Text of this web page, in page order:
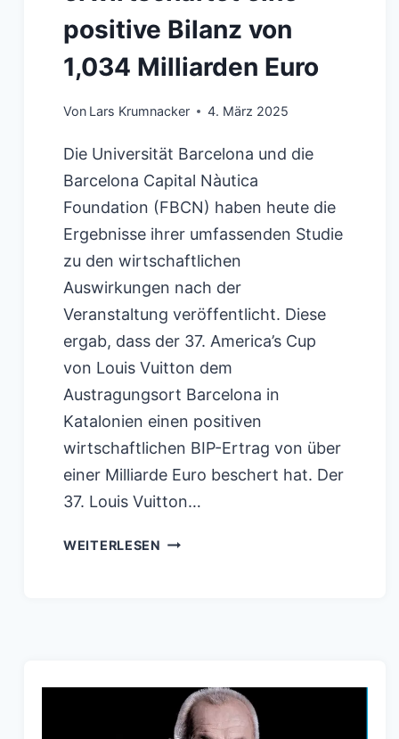
positive Bilanz von
1,034 Milliarden Euro
Von Lars Krumnacker 4. März 2025
Die Universität Barcelona und die
Barcelona Capital Nàutica
Foundation (FBCN) haben heute die
Ergebnisse ihrer umfassenden Studie
zu den wirtschaftlichen
Auswirkungen nach der
Veranstaltung veröffentlicht. Diese
ergab, dass der 37. America’s Cup
von Louis Vuitton dem
Austragungsort Barcelona in
Katalonien einen positiven
wirtschaftlichen BIP-Ertrag von über
einer Milliarde Euro beschert hat. Der
37. Louis Vuitton…
WEITERLESEN LOUIS
ERWIRTSCHAFTET
EINE